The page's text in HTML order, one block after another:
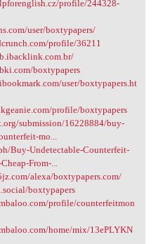
profile/244328-
user/boxtypapers/
profile/36211
boxtypapers
user/boxtypapers.ht
profile/boxtypapers
submission/16228884/buy-
mo...
Buy-Undetectable-Counterfeit-
From-...
alexa/boxtypapers.com/
boxtypapers
profile/counterfeitmon
home/mix/13ePLYKN